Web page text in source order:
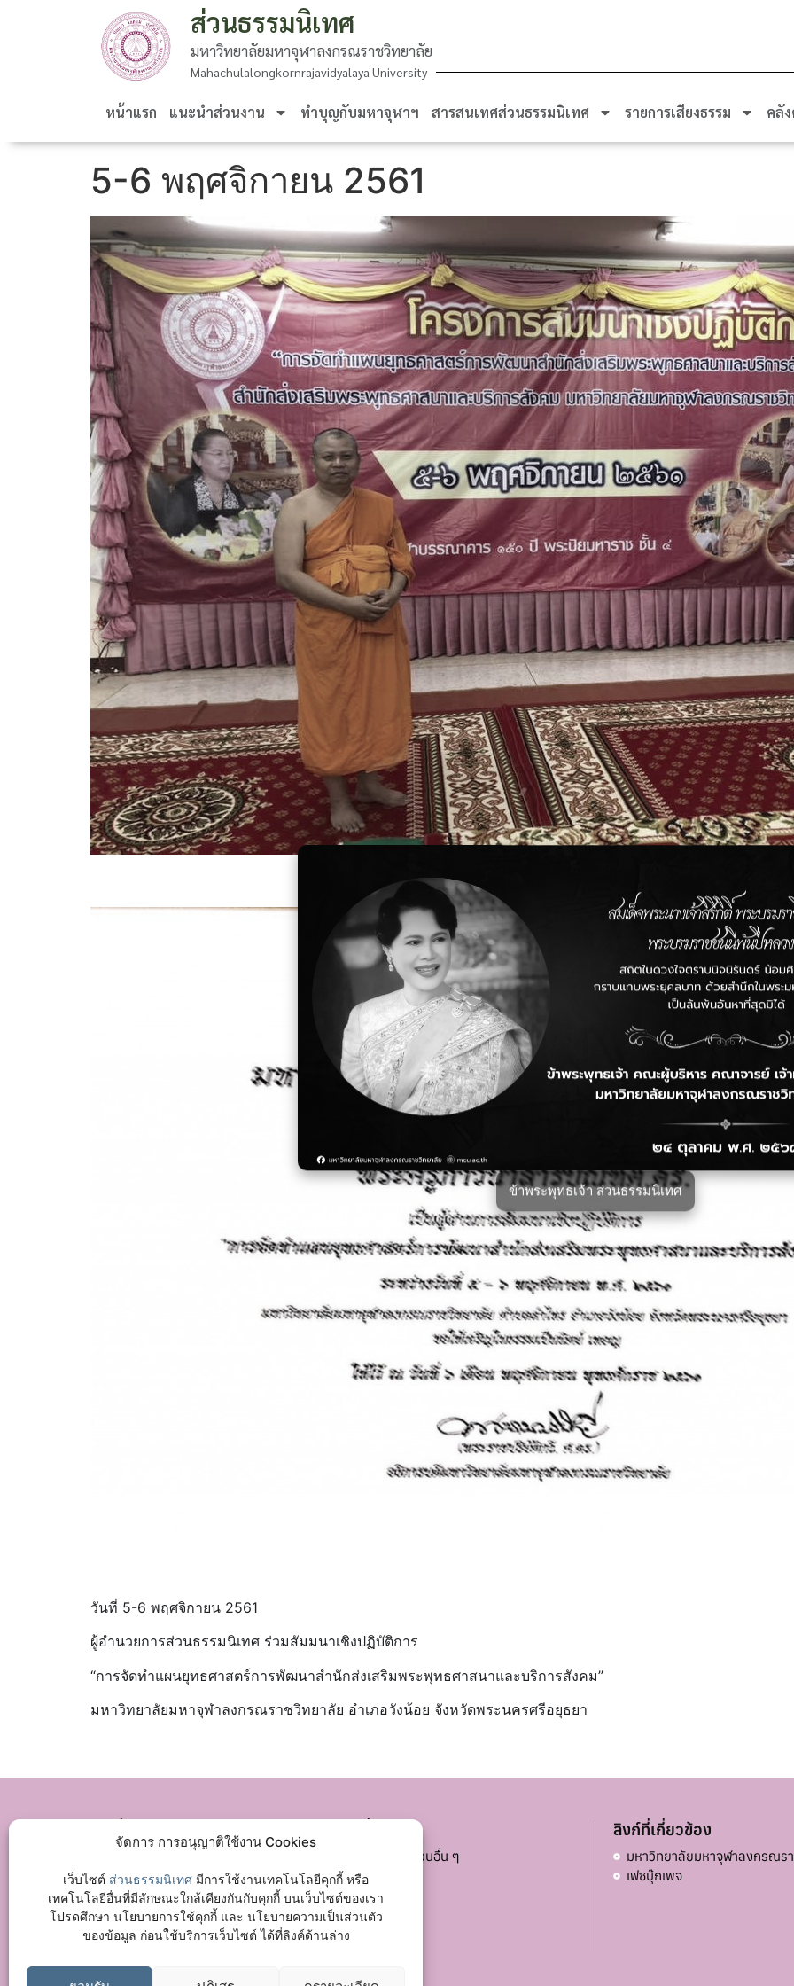
จัดการ การอนุญาติใช้งาน Cookies
เว็บไซต์ ส่วนธรรมนิเทศ มีการใช้งานเทคโนโลยีคุกกี้ หรือ
เทคโนโลยีอื่นที่มีลักษณะใกล้เคียงกันกับคุกกี้ บนเว็บไซต์ของเรา
โปรดศึกษา นโยบายการใช้คุกกี้ และ นโยบายความเป็นส่วนตัว
ของข้อมูล ก่อนใช้บริการเว็บไซต์ ได้ที่ลิงค์ด้านล่าง
ข้าพระพุทธเจ้า ส่วนธรรมนิเทศ
ส่วนธรรมนิเทศ
มหาวิทยาลัยมหาจุฬาลงกรณราชวิทยาลัย
Mahachulalongkornrajavidyalaya University
หน้าแรก แนะนำส่วนงาน ทำบุญกับมหาจุฬาฯ สารสนเทศส่วนธรรมนิเทศ รายการเสียงธรรม คลั
5-6 พฤศจิกายน 2561
วันที่ 5-6 พฤศจิกายน 2561
ผู้อำนวยการส่วนธรรมนิเทศ ร่วมสัมมนาเชิงปฏิบัติการ
“การจัดทำแผนยุทธศาสตร์การพัฒนาสำนักส่งเสริมพระพุทธศาสนาและบริการสังคม”
มหาวิทยาลัยมหาจุฬาลงกรณราชวิทยาลัย อำเภอวังน้อย จังหวัดพระนครศรีอยุธยา
ประวัติความเป็นมา
โครงสร้างส่วนงาน
ผู้บริหารและบุคลากร
บริจาคส่วนอื่น ๆ
ลิงก์ที่เกี่ยวข้อง
มหาวิทยาลัยมหาจุฬาลงกรณร
เฟซบุ๊กเพจ